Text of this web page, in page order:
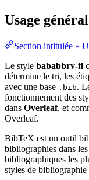
Usage
Section intitulée «
Le style bababbrv-fl
détermine le tri, les
avec une base .bib.
fonctionnement des
dans Overleaf, et
Overleaf.
BibTeX est un outil
bibliographies dans
bibliographiques les
styles de